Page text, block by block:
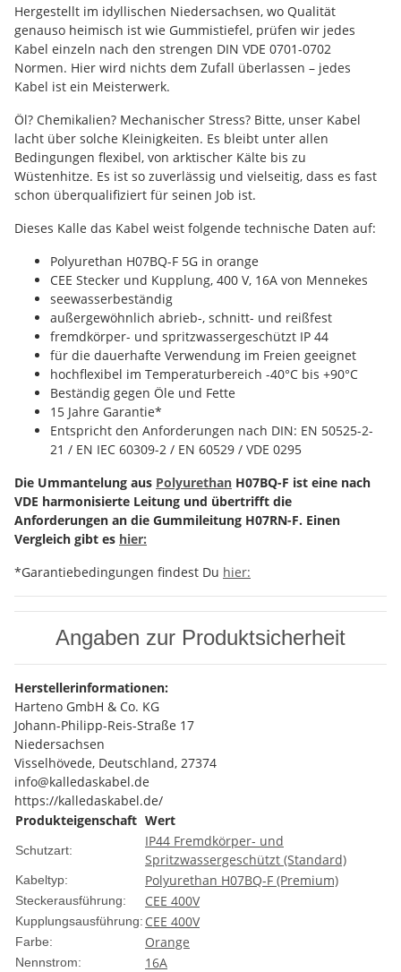
Hergestellt im idyllischen Niedersachsen, wo Qualität
genauso heimisch ist wie Gummistiefel, prüfen wir jedes
Kabel einzeln nach den strengen DIN VDE 0701-0702
Normen. Hier wird nichts dem Zufall überlassen – jedes
Kabel ist ein Meisterwerk.
Öl? Chemikalien? Mechanischer Stress? Bitte, unser Kabel
lacht über solche Kleinigkeiten. Es bleibt unter allen
Bedingungen flexibel, von arktischer Kälte bis zu
Wüstenhitze. Es ist so zuverlässig und vielseitig, dass es fast
schon überqualifiziert für seinen Job ist.
Dieses Kalle das Kabel weist folgende technische Daten auf:
Polyurethan H07BQ-F 5G in orange
CEE Stecker und Kupplung, 400 V, 16A von Mennekes
seewasserbeständig
außergewöhnlich abrieb-, schnitt- und reißfest
fremdkörper- und spritzwassergeschützt IP 44
für die dauerhafte Verwendung im Freien geeignet
hochflexibel im Temperaturbereich -40°C bis +90°C
Beständig gegen Öle und Fette
15 Jahre Garantie*
Entspricht den Anforderungen nach DIN: EN 50525-2-
21 / EN IEC 60309-2 / EN 60529 / VDE 0295
Die Ummantelung aus Polyurethan H07BQ-F ist eine nach
VDE harmonisierte Leitung und übertrifft die
Anforderungen an die Gummileitung H07RN-F. Einen
Vergleich gibt es hier:
*Garantiebedingungen findest Du hier:
Angaben zur Produktsicherheit
Herstellerinformationen:
Harteno GmbH & Co. KG
Johann-Philipp-Reis-Straße 17
Niedersachsen
Visselhövede, Deutschland, 27374
info@kalledaskabel.de
https://kalledaskabel.de/
Produkteigenschaft Wert
Schutzart:
IP44 Fremdkörper- und
Spritzwassergeschützt (Standard)
Kabeltyp: Polyurethan H07BQ-F (Premium)
Steckerausführung: CEE 400V
Kupplungsausführung: CEE 400V
Farbe: Orange
Nennstrom: 16A